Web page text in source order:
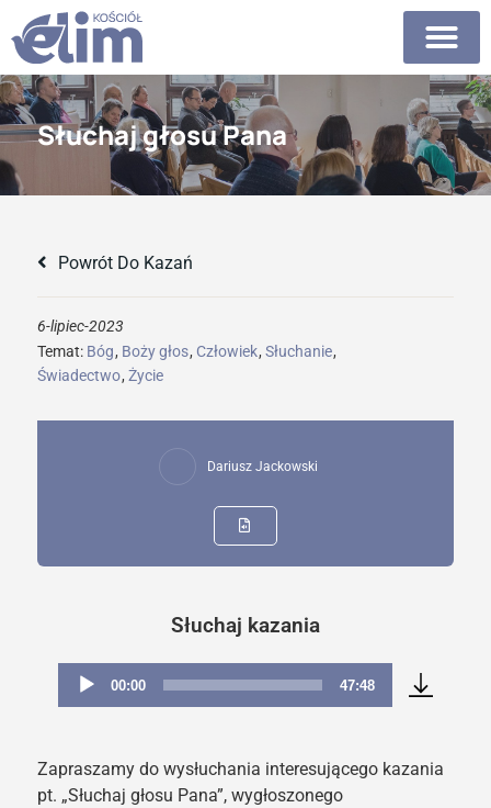
Słuchaj głosu Pana
Powrót Do Kazań
6-lipiec-2023
Temat: Bóg, Boży głos, Człowiek, Słuchanie,
Świadectwo, Życie
Dariusz Jackowski
Słuchaj kazania
Odtwarzacz
00:00 47:48
Zapraszamy do wysłuchania interesującego kazania
pt. „Słuchaj głosu Pana”, wygłoszonego